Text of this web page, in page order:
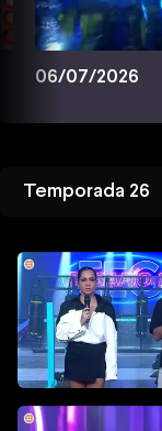
06/07/2026